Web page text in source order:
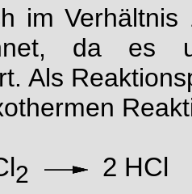
im
da es
Als
2 2